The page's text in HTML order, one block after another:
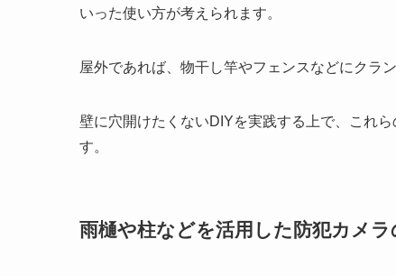
いった使い方が考えられます。
屋外であれば、物干し竿やフェンスなどにクラ
壁に穴開けたくないDIYを実践する上で、これ
す。
雨樋や柱などを活用した防犯カメ